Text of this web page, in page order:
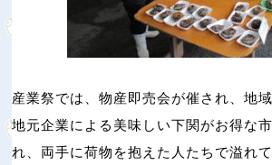
産業祭では、物産即売会が催され、地
地元企業による美味しい下関がお得な
れ、両手に荷物を抱えた人たちで溢れて